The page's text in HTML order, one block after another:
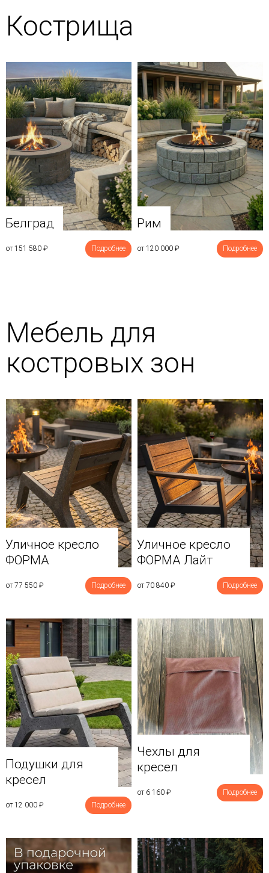
Кострища
Белград
от 151 580 ₽ Подробнее
Рим
от 120 000 ₽ Подробнее
Мебель для
костровых зон
Уличное кресло
ФОРМА
от 77 550 ₽ Подробнее
Уличное кресло
ФОРМА Лайт
от 70 840 ₽ Подробнее
Подушки для
кресел
от 12 000 ₽ Подробнее
Чехлы для
кресел
от 6 160 ₽ Подробнее